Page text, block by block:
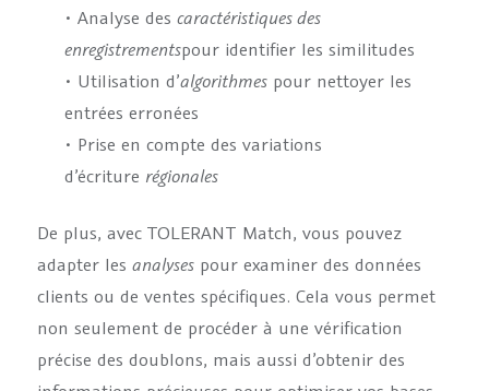
• Analyse des caractéristiques des
enregistrementspour identifier les similitudes
• Utilisation d’algorithmespour nettoyer les
entrées erronées
• Prise en compte des variations
d’écriture régionales
De plus, avec TOLERANT Match, vous pouvez
adapter les analysespour examiner des données
clients ou de ventes spécifiques. Cela vous permet
non seulement de procéder à une vérification
précise des doublons, mais aussi d’obtenir des